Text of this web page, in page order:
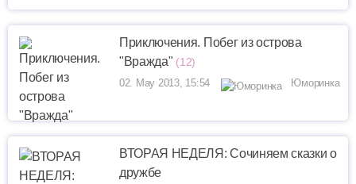
Приключения. Побег из острова
"Вражда" (12)
02. May 2013, 15:54 Юморинка
ВТОРАЯ НЕДЕЛЯ: Сочиняем сказки о
дружбе